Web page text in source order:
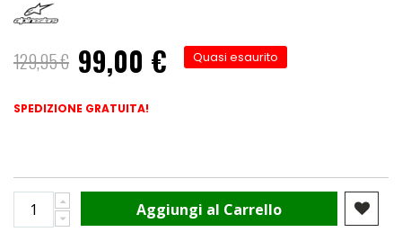
129,95 € Prezzo
speciale
99,00 € Quasi esaurito
SPEDIZIONE GRATUITA!
Aggiungi al Carrello